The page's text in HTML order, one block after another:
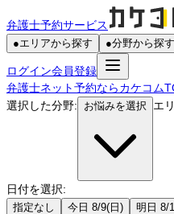
弁護士予約サービス
●エリアから探す ●分野から探す
ログイン会員登録
弁護士ネット予約ならカケコム
選択した分野:
お悩みを選択 エ
日付を選択:
指定なし 今日 8/9(日) 明日 8/